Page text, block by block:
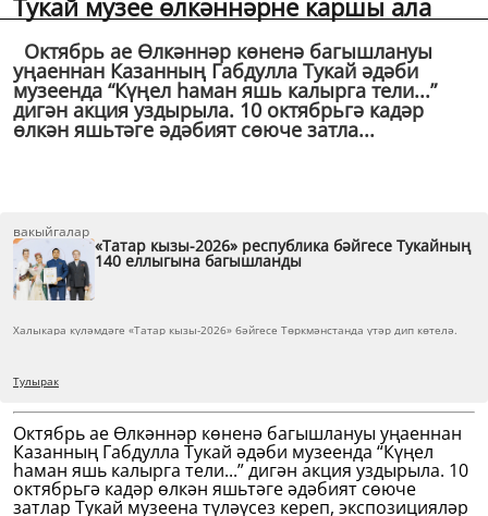
Тукай музее өлкәннәрне каршы ала
Октябрь ае Өлкәннәр көненә багышлануы
уңаеннан Казанның Габдулла Тукай әдәби
музеенда “Күңел һаман яшь калырга тели...”
дигән акция уздырыла. 10 октябрьгә кадәр
өлкән яшьтәге әдәбият сөюче затла...
вакыйгалар
«Татар кызы-2026» республика бәйгесе Тукайның
140 еллыгына багышланды
Халыкара күләмдәге «Татар кызы-2026» бәйгесе Төркмәнстанда үтәр дип көтелә.
Тулырак
Октябрь ае Өлкәннәр көненә багышлануы уңаеннан
Казанның Габдулла Тукай әдәби музеенда “Күңел
һаман яшь калырга тели...” дигән акция уздырыла. 10
октябрьгә кадәр өлкән яшьтәге әдәбият сөюче
затлар Тукай музеена түләүсез кереп, экспозицияләр